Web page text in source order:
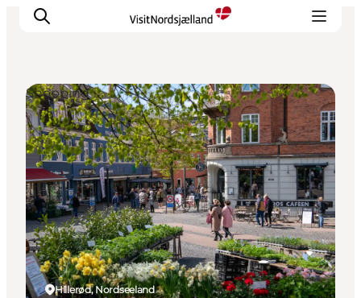
Highlights
Erlebnisse
Geschmack
Unterkünfte
Städte
Reiseplanung
Hillerød, Nordseeland
Shopping